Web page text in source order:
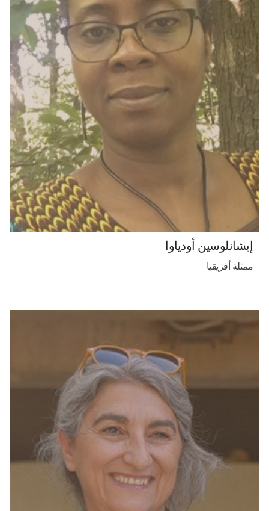
إيشانلوسين أودياوا
ممثلة أفريقيا